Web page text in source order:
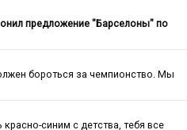
предложение "Барселоны" по
бороться за чемпионство. Мы
синим с детства, тебя все